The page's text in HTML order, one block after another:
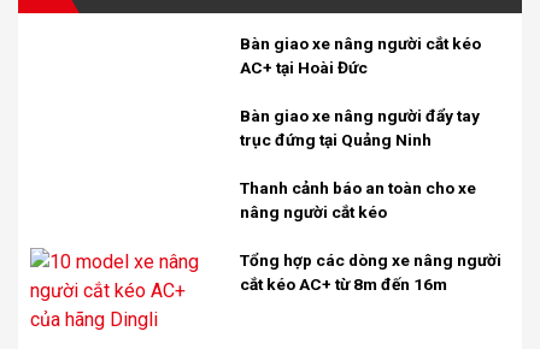
Bàn giao xe nâng người cắt kéo
AC+ tại Hoài Đức
Bàn giao xe nâng người đẩy tay
trục đứng tại Quảng Ninh
Thanh cảnh báo an toàn cho xe
nâng người cắt kéo
Tổng hợp các dòng xe nâng người
cắt kéo AC+ từ 8m đến 16m